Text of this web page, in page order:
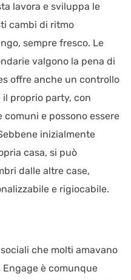
lavora e sviluppa le
cambi di ritmo
sempre fresco. Le
valgono la pena di
offre anche un controllo
proprio party, con
e possono essere
inizialmente
casa, si può
dalle altre case,
e rigiocabile.
che molti amavano
Engage è comunque